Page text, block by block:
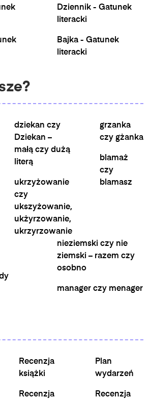
Dziennik - Gatunek
literacki
Bajka - Gatunek
literacki
dziekan czy
Dziekan –
małą czy dużą
literą
ukrzyżowanie
czy
ukszyżowanie,
ukżyrzowanie,
ukrzyrzowanie
grzanka
czy gżanka
blamaż
czy
blamasz
nieziemski czy nie
ziemski – razem czy
osobno
manager czy menager
Recenzja
książki
Recenzja
Plan
wydarzeń
Recenzja